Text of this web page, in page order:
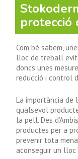
Com bé sabem,
lloc de treball
doncs unes
reducció i control
La importància de
qualsevol
la pell. Des
productes per a
prevenir tota
aconseguir un